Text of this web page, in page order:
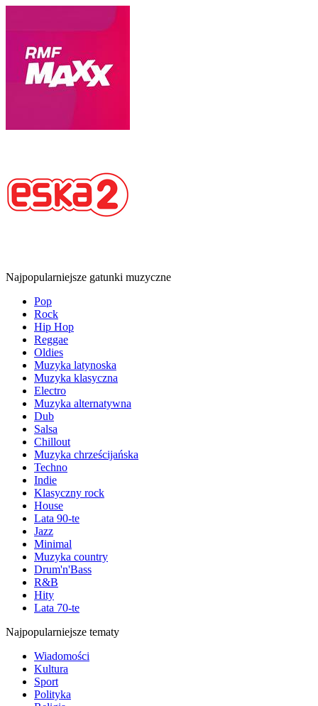
Najpopularniejsze gatunki muzyczne
Pop
Rock
Hip Hop
Reggae
Oldies
Muzyka latynoska
Muzyka klasyczna
Electro
Muzyka alternatywna
Dub
Salsa
Chillout
Muzyka chrześcijańska
Techno
Indie
Klasyczny rock
House
Lata 90-te
Jazz
Minimal
Muzyka country
Drum'n'Bass
R&B
Hity
Lata 70-te
Najpopularniejsze tematy
Wiadomości
Kultura
Sport
Polityka